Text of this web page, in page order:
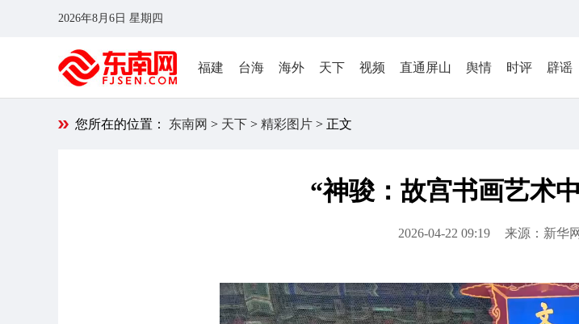
2026年8月6日 星期四
福建 台海 海外 天下 视频 直通屏山 舆情 时评 辟谣
您所在的位置： 东南网 > 天下 > 精彩图片 > 正文
“神骏：故宫书画艺术
2026-04-22 09:19 来源：新华网